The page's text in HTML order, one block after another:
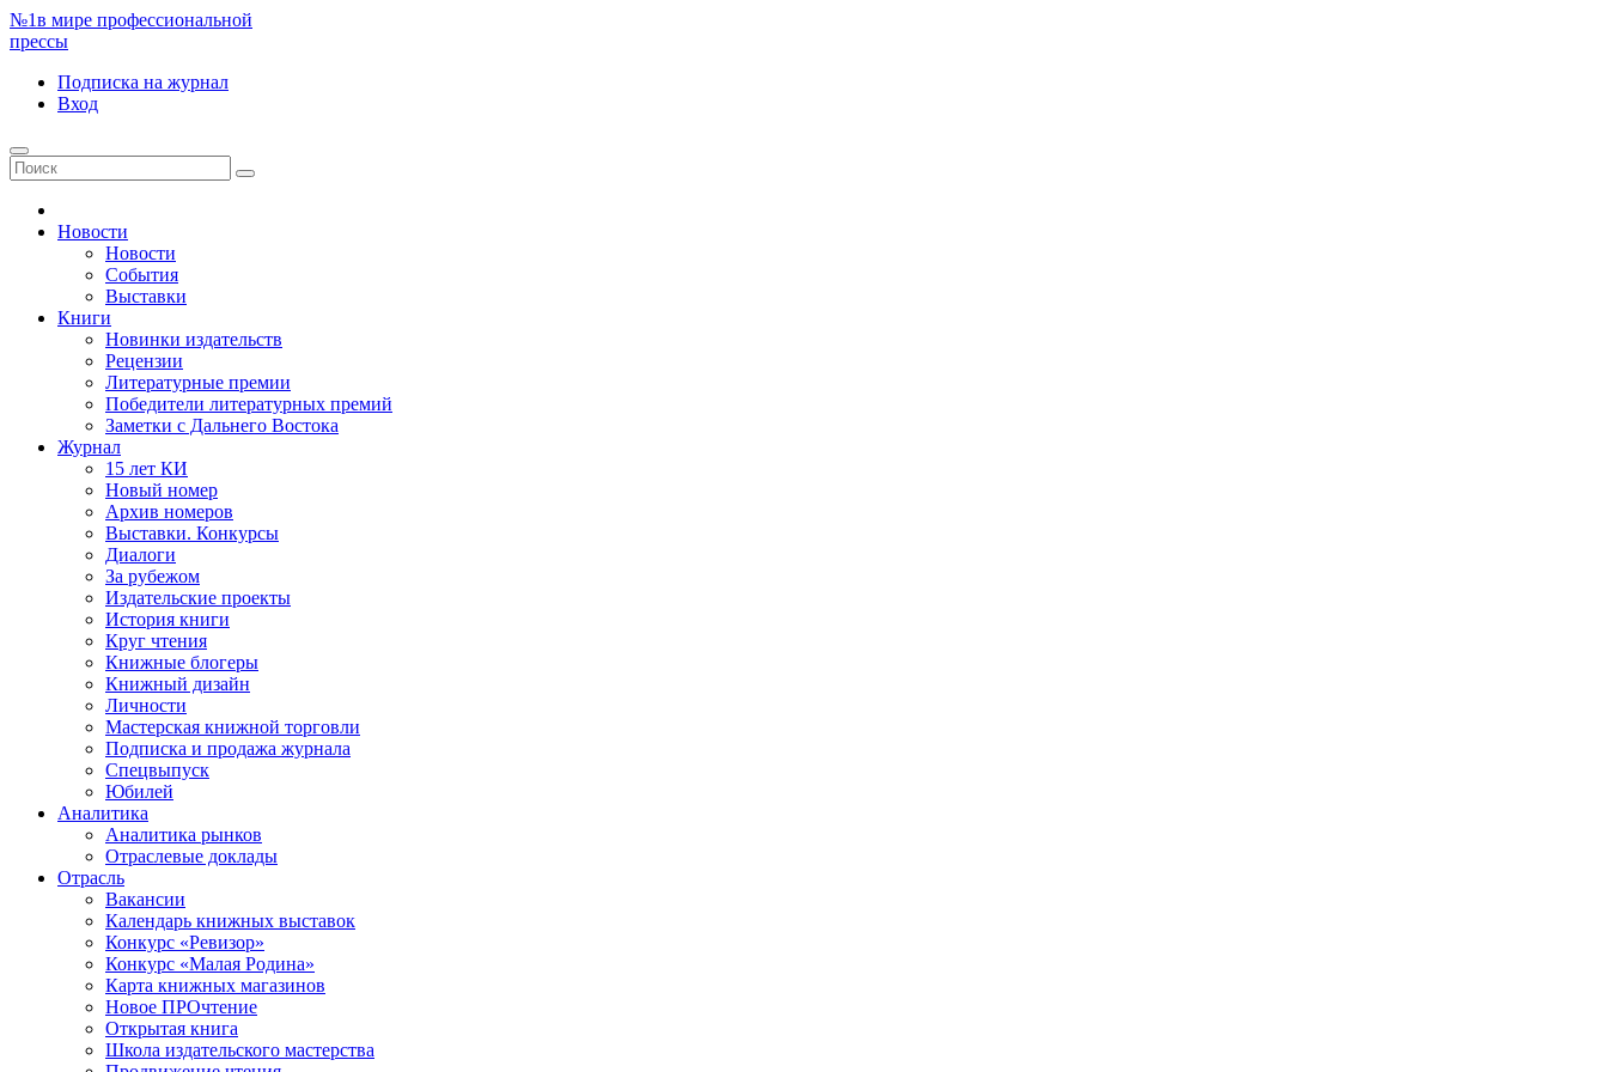
№1в мире профессиональной
прессы
Подписка на журнал
Вход
Новости
Новости
События
Выставки
Книги
Новинки издательств
Рецензии
Литературные премии
Победители литературных премий
Заметки с Дальнего Востока
Журнал
15 лет КИ
Новый номер
Архив номеров
Выставки. Конкурсы
Диалоги
За рубежом
Издательские проекты
История книги
Круг чтения
Книжные блогеры
Книжный дизайн
Личности
Мастерская книжной торговли
Подписка и продажа журнала
Спецвыпуск
Юбилей
Аналитика
Аналитика рынков
Отраслевые доклады
Отрасль
Вакансии
Календарь книжных выставок
Конкурс «Ревизор»
Конкурс «Малая Родина»
Карта книжных магазинов
Новое ПРОчтение
Открытая книга
Школа издательского мастерства